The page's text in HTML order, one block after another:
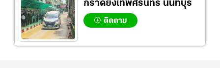
กราดยิงเทพศิรินทร์ นนทบุรี
ติดตาม